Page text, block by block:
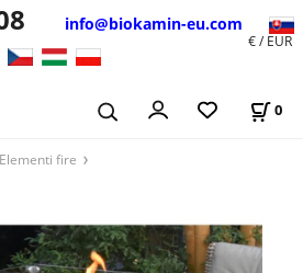
info@biokamin-eu.com
0
€ / EUR
Elementi fire